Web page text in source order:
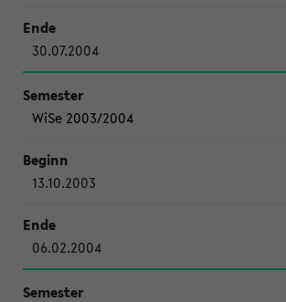
30.07.2004
WiSe 2003/2004
13.10.2003
06.02.2004